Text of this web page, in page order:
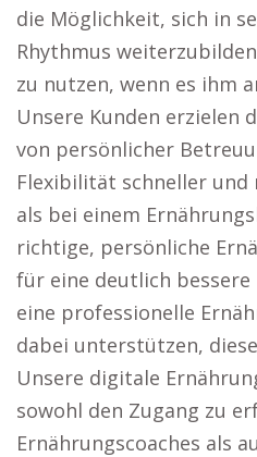
die Möglichkeit, sich in
Rhythmus
zu nutzen, wenn es ihm
Unsere Kunden erzielen
von persönlicher
Flexibilität schneller und
als bei einem
richtige, persönliche
für eine deutlich
eine professionelle
dabei unterstützen,
Unsere digitale
sowohl den Zugang zu
Ernährungscoaches als